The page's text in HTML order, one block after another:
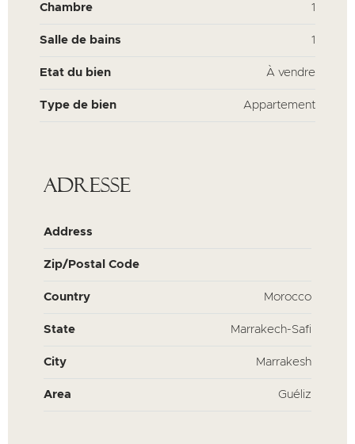
Chambre 1
Salle de bains 1
Etat du bien À vendre
Type de bien Appartement
Adresse
Address
Zip/Postal Code
Country Morocco
State Marrakech-Safi
City Marrakesh
Area Guéliz